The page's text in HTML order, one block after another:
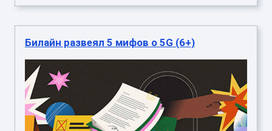
Билайн развеял 5 мифов о 5G (6+)